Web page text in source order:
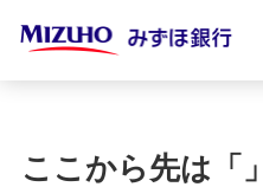
ここから先は「